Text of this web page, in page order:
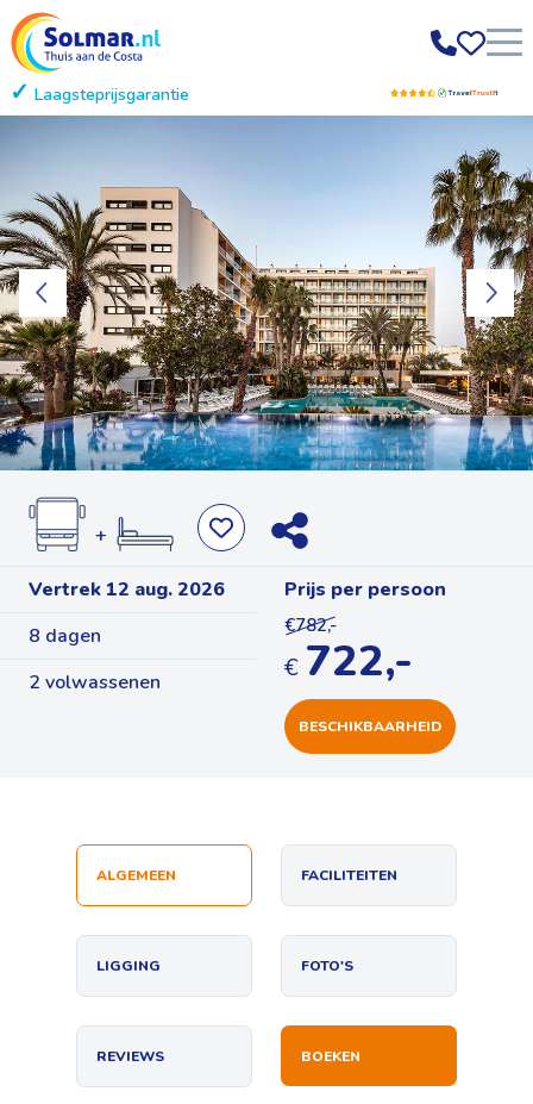
Laagsteprijsgarantie Gratis annuleren
+
Vertrek 12 aug. 2026
8 dagen
2 volwassenen
Prijs per persoon
€782,-
€ 722,-
BESCHIKBAARHEID
ALGEMEEN FACILITEITEN
LIGGING FOTO'S
REVIEWS BOEKEN